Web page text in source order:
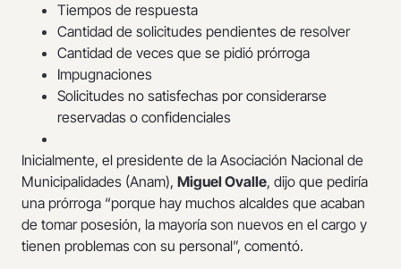
Tiempos de respuesta
Cantidad de solicitudes pendientes de resolver
Cantidad de veces que se pidió prórroga
Impugnaciones
Solicitudes no satisfechas por considerarse
reservadas o confidenciales
Inicialmente, el presidente de la Asociación Nacional de
Municipalidades (Anam), Miguel Ovalle, dijo que pediría
una prórroga “porque hay muchos alcaldes que acaban
de tomar posesión, la mayoría son nuevos en el cargo y
tienen problemas con su personal”, comentó.